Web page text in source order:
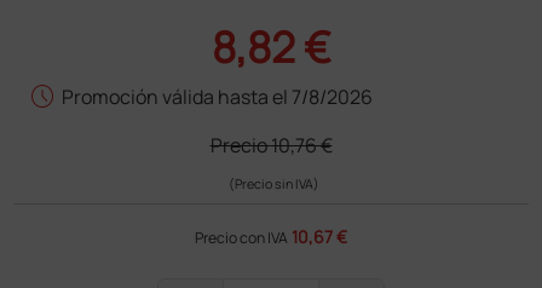
8,82 €
schedule Promoción válida hasta el 7/8/2026
Precio10,76 €
(Precio sin IVA)
Precio con IVA 10,67 €